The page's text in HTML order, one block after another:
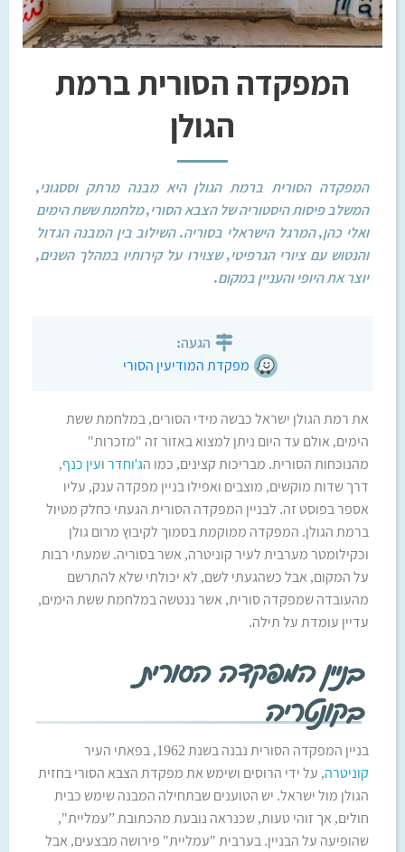
המפקדה הסורית ברמת
הגולן
המפקדה הסורית ברמת הגולן היא מבנה מרתק וססגוני,
המשלב פיסות היסטוריה של הצבא הסורי, מלחמת ששת הימים
ואלי כהן, המרגל הישראלי בסוריה. השילוב בין המבנה הגדול
והנטוש עם ציורי הגרפיטי, שצוירו על קירותיו במהלך השנים,
יוצר את היופי והעניין במקום.
הגעה:
מפקדת המודיעין הסורי
את רמת הגולן ישראל כבשה מידי הסורים, במלחמת ששת
הימים, אולם עד היום ניתן למצוא באזור זה "מזכרות"
מהנוכחות הסורית. מבריכות קצינים, כמו הג'וחדרועין כנף,
דרך שדות מוקשים, מוצבים ואפילו בניין מפקדה ענק, עליו
אספר בפוסט זה. לבניין המפקדה הסורית הגעתי כחלק מטיול
ברמת הגולן. המפקדה ממוקמת בסמוך לקיבוץ מרום גולן
וכקילומטר מערבית לעיר קוניטרה, אשר בסוריה. שמעתי רבות
על המקום, אבל כשהגעתי לשם, לא יכולתי שלא להתרשם
מהעובדה שמפקדה סורית, אשר ננטשה במלחמת ששת הימים,
עדיין עומדת על תילה.
בניין המפקדה הסורית
בקונטריה
בניין המפקדה הסורית נבנה בשנת 1962, בפאתי העיר
קוניטרה, על ידי הרוסים ושימש את מפקדת הצבא הסורי בחזית
הגולן מול ישראל. יש הטוענים שבתחילה המבנה שימש כבית
חולים, אך זוהי טעות, שכנראה נובעת מהכתובת ”עמליית",
שהופיעה על הבניין. בערבית "עמליית" פירושה מבצעים, אבל